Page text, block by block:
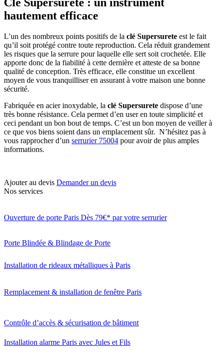
hautement efficace
L’un des nombreux points positifs de la clé Supersurete est le fait
qu’il soit protégé contre toute reproduction. Cela réduit grandement
les risques que la serrure pour laquelle elle sert soit crochetée. Elle
apporte donc de la fiabilité à cette dernière et atteste de sa bonne
qualité de conception. Très efficace, elle constitue un excellent
moyen de vous tranquilliser en assurant à votre maison une bonne
sécurité.
Fabriquée en acier inoxydable, la clé Supersurete dispose d’une
très bonne résistance. Cela permet d’en user en toute simplicité et
ceci pendant un bon bout de temps. C’est un bon moyen de veiller à
ce que vos biens soient dans un emplacement sûr. N’hésitez pas à
vous rapprocher d’un serrurier 75004 pour avoir de plus amples
informations.
Ajouter au devis Demander un devis
Nos services
Ouverture de porte Paris Dès 79€* par votre serrurier
Porte Blindée & Blindage de Porte
Installation de rideaux métalliques à Paris
Remplacement & installation de fenêtre Paris
Contrôle d’accès & sécurisation de bâtiment
Installation alarme Paris avec Jules et Fils